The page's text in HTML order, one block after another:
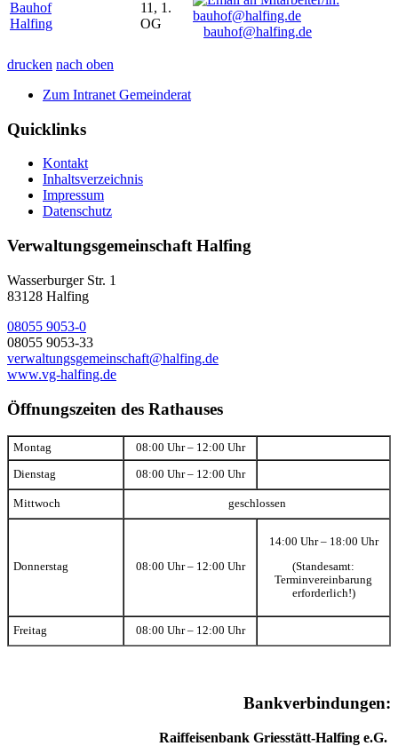
Bauhof
Halfing
11, 1.
OG
bauhof@halfing.de
drucken nach oben
Zum Intranet Gemeinderat
Quicklinks
Kontakt
Inhaltsverzeichnis
Impressum
Datenschutz
Verwaltungsgemeinschaft Halfing
Wasserburger Str. 1
83128 Halfing
08055 9053-0
08055 9053-33
verwaltungsgemeinschaft@halfing.de
www.vg-halfing.de
Öffnungszeiten des Rathauses
Montag 08:00 Uhr – 12:00 Uhr
Dienstag 08:00 Uhr – 12:00 Uhr
Mittwoch geschlossen
Donnerstag 08:00 Uhr – 12:00 Uhr
14:00 Uhr – 18:00 Uhr
(Standesamt:
Terminvereinbarung
erforderlich!)
Freitag 08:00 Uhr – 12:00 Uhr
Bankverbindungen:
Raiffeisenbank Griesstätt-Halfing e.G.